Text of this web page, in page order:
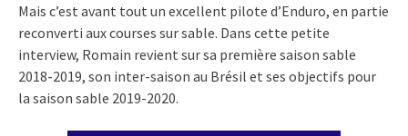
Mais c’est avant tout un excellent pilote d’Enduro, en partie
reconverti aux courses sur sable. Dans cette petite
interview, Romain revient sur sa première saison sable
2018-2019, son inter-saison au Brésil et ses objectifs pour
la saison sable 2019-2020.